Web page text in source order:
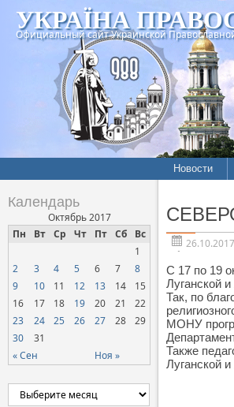
УКРАЇНА
Официальный сайт Украинской
Новости
Календарь
Октябрь 2017
Пн
Вт Ср Чт Пт Сб Вс
« Сен Ноя »
1
2
3 4 5 6 7
8
9
10 11 12 13 14
15
16
17 18 19 20 21
22
23
24 25 26 27 28
29
30
31
26.10.2017
С 17 по 19
Луганской
Так, по
МОНУ
Также
Луганской